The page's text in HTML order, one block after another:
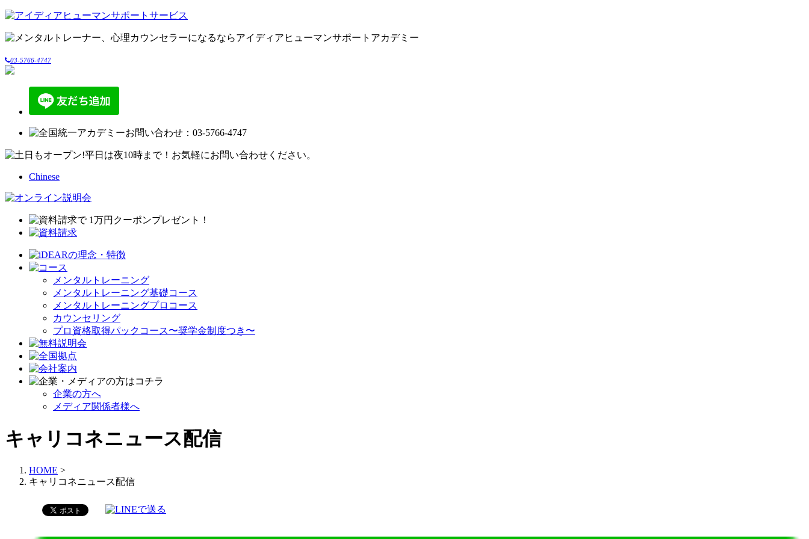
03-5766-4747
Chinese
メンタルトレーニング
メンタルトレーニング基礎コース
メンタルトレーニングプロコース
カウンセリング
プロ資格取得パックコース〜奨学金制度つき〜
企業の方へ
メディア関係者様へ
キャリコネニュース配信
HOME >
キャリコネニュース配信